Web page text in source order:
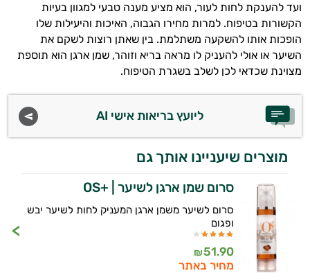
ועד להענקת לחות לעור, הוא מציע מענה טבעי למגוון בעיות
הקשורות בטיפוח. למרות מחירו הגבוה, האיכות והיעילות שלו
הופכות אותו להשקעה משתלמת. בין שאתן רוצות לשקם את
השיער או אולי להעניק לו מראה בריא וזוהר, שמן ארגן הוא תוספת
מצוינת שכדאי לכן לשלב בשגרת הטיפוח.
ליועץ בריאות אישי AI
מוצרים שיעניינו אותך גם
סרום שמן ארגן לשיער | +OS
סרום לשיער משמן ארגן המעניק לחות לשיער יבש
ופגום
51.90
₪
מחיר באתר